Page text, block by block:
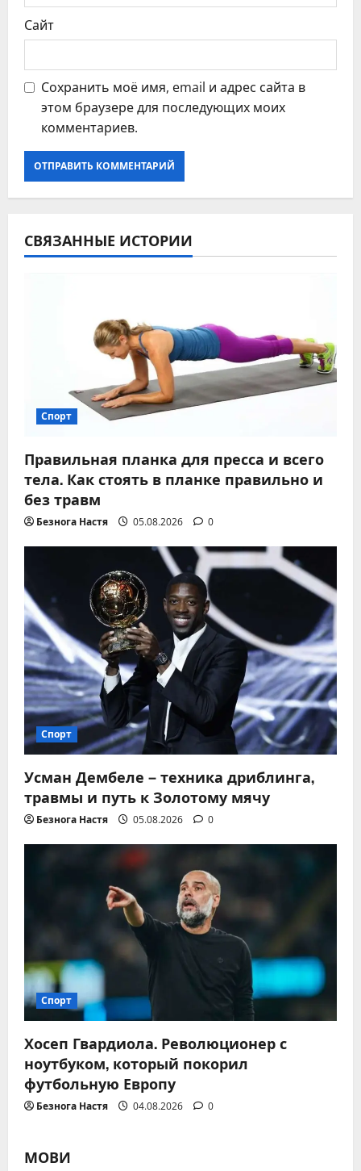
Сайт
Сохранить моё имя, email и адрес сайта в
этом браузере для последующих моих
комментариев.
СВЯЗАННЫЕ ИСТОРИИ
Спорт
Правильная планка для пресса и всего
тела. Как стоять в планке правильно и
без травм
Безнога Настя 05.08.2026 0
Спорт
Усман Дембеле – техника дриблинга,
травмы и путь к Золотому мячу
Безнога Настя 05.08.2026 0
Спорт
Хосеп Гвардиола. Революционер с
ноутбуком, который покорил
футбольную Европу
Безнога Настя 04.08.2026 0
МОВИ